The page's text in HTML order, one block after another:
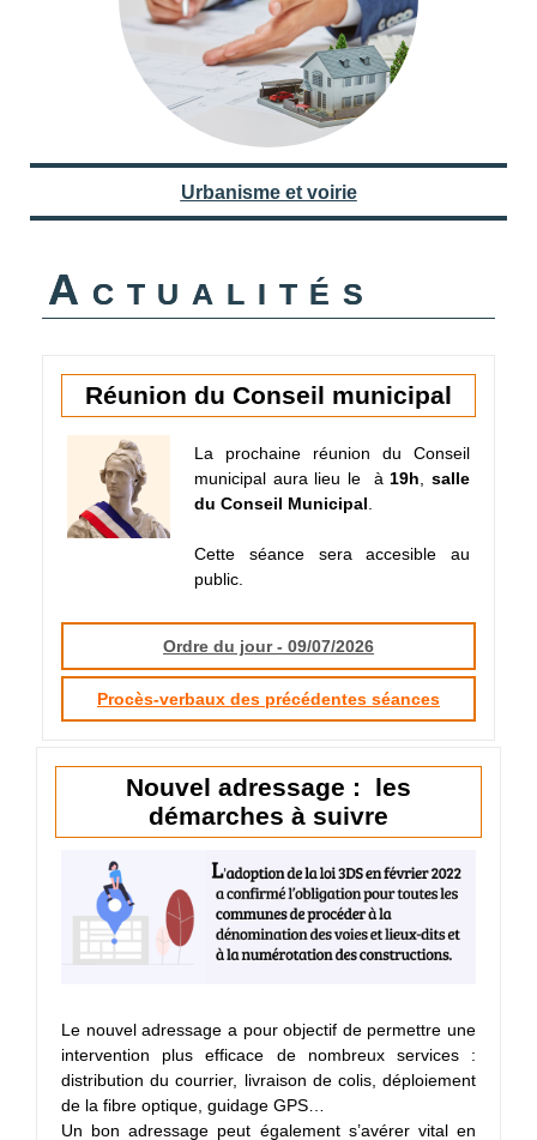
Urbanisme et voirie
Actualités
Réunion du Conseil municipal
La prochaine réunion du Conseil
municipal aura lieu le
à 19h ,salle
du Conseil Municipal
Cette séance sera accesible au
public.
Ordre du jour - 09/07/2026
Procès-verbaux des précédentes séances
Nouvel adressage : les
démarches à suivre
Le nouvel adressage a pour objectif de permettre une
intervention plus efficace de nombreux services :
distribution du courrier, livraison de colis, déploiement
de la fibre optique, guidage GPS…
Un bon adressage peut également s’avérer vital en